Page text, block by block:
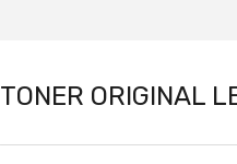
TONER ORIGINAL